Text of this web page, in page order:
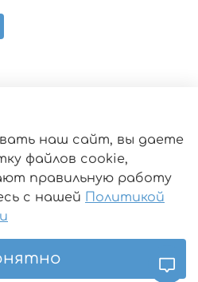
наш сайт, вы даете
файлов cookie,
правильную работу
с нашей Политикой